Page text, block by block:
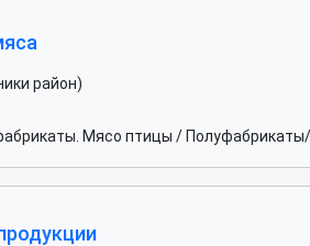
район)
Мясо птицы /